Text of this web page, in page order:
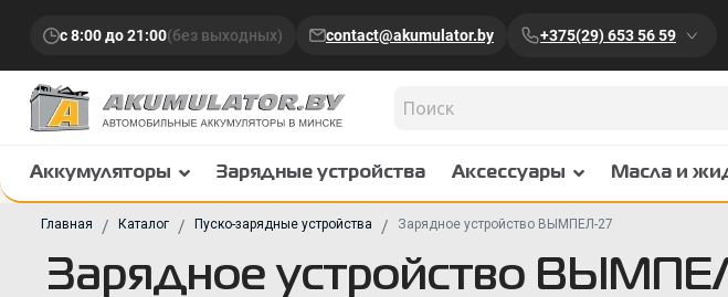
с 8:00 до 21:00(без выходных) contact@akumulator.by +375(29) 653 56 59
Аккумуляторы Зарядные устройства Аксессуары Масла и
Главная Каталог Пуско-зарядные устройства Зарядное устройство ВЫМПЕЛ-27
Зарядное устройство